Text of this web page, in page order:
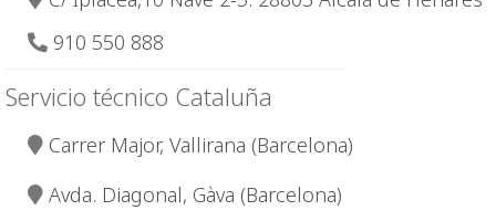
910 550 888
Servicio técnico Cataluña
Carrer Major, Vallirana (Barcelona)
Avda. Diagonal, Gàva (Barcelona)